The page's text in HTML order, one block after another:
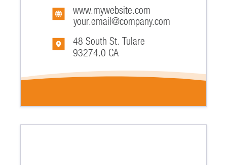
48 South St. Tulare
93274.0 CA
www.mywebsite.com
your.email@company.com